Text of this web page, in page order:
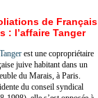
de Français
: l’affaire Tanger
est une copropriétaire
juive habitant dans un
du Marais, à Paris.
du conseil syndical